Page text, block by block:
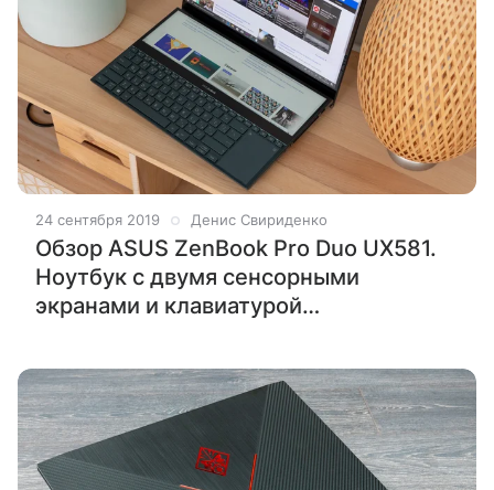
24 сентября 2019 Денис Свириденко
Обзор ASUS ZenBook Pro Duo UX581.
Ноутбук с двумя сенсорными
экранами и клавиатурой